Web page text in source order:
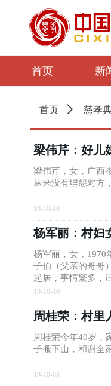
首页 新
梁伟芹：好儿
梁伟芹，女，广西
从来没有埋怨对方
19-10-10
杨军丽：村妇
杨军丽，女，1970
子伯（父亲的哥哥
起居，事情繁多，
19-10-10
周桂荣：村里
周桂荣今年40岁，
子搬下山，和谢全
19-10-08
首页 ꄲ 慈孝